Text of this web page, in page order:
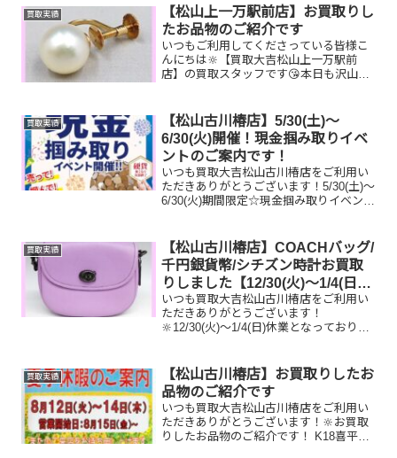
イヤリングお家で眠っているお品物はご
ざいませ...
買取実績
【松山上一万駅前店】お買取りし
たお品物のご紹介です
いつもご利用してくださっている皆様こ
んにちは🔆【買取大吉松山上一万駅前
店】の買取スタッフです😘本日も沢山の
ヤリング ルイヴィトン ミュー
ル ガラケー今はも...
買取実績
【松山古川椿店】5/30(土)～
6/30(火)開催！現金掴み取りイベ
ントのご案内です！
いつも買取大吉松山古川椿店をご利用い
ただきありがとうございます！5/30(土)～
6/30(火)期間限定☆現金掴み取りイベント
類、テレカ、切手、古銭、現行銭両替は
対...
買取実績
【松山古川椿店】COACHバッグ/
千円銀貨幣/シチズン時計お買取
りしました【12/30(火)～1/4(日)
休業です】
いつも買取大吉松山古川椿店をご利用い
ただきありがとうございます！
🔆12/30(火)～1/4(日)休業となっておりま
貨幣プルーフ貨幣セット/シチズン時計お
家で眠って...
買取実績
【松山古川椿店】お買取りしたお
品物のご紹介です
いつも買取大吉松山古川椿店をご利用い
ただきありがとうございます！🔆お買取
りしたお品物のご紹介です！ K18喜平ネ